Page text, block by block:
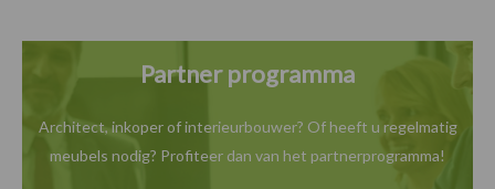
Partner programma
Architect, inkoper of interieurbouwer? Of heeft u regelmatig
meubels nodig? Profiteer dan van het partnerprogramma!